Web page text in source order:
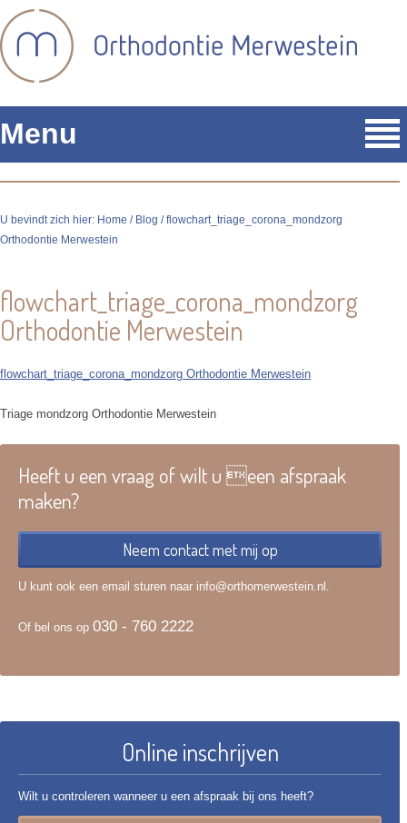
Menu
U bevindt zich hier: Home / Blog / flowchart_triage_corona_mondzorg
Orthodontie Merwestein
flowchart_triage_corona_mondzorg
Orthodontie Merwestein
flowchart_triage_corona_mondzorg Orthodontie Merwestein
Triage mondzorg Orthodontie Merwestein
Heeft u een vraag of wilt u een afspraak
maken?
Neem contact met mij op
U kunt ook een email sturen naar info@orthomerwestein.nl.
Of bel ons op 030 - 760 2222
Online inschrijven
Wilt u controleren wanneer u een afspraak bij ons heeft?